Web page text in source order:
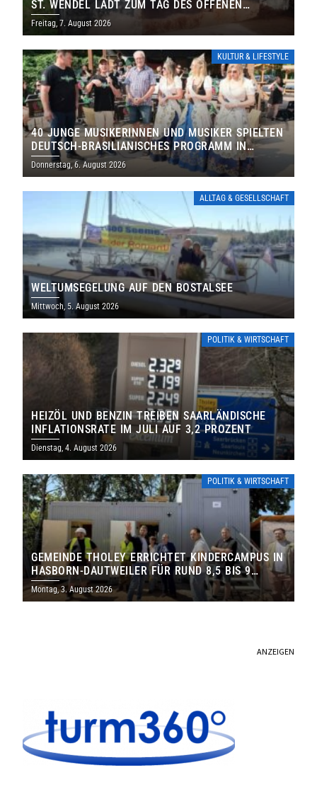
ST. WENDEL LÄDT ZUM TAG DES OFFENEN
DENKMALS EIN
Freitag, 7. August 2026
KULTUR & LIFESTYLE
40 JUNGE MUSIKERINNEN UND MUSIKER SPIELTEN
DEUTSCH-BRASILIANISCHES PROGRAMM IN
THOLEY
Donnerstag, 6. August 2026
ALLTAG & GESELLSCHAFT
WELTUMSEGELUNG AUF DEN BOSTALSEE
Mittwoch, 5. August 2026
POLITIK & WIRTSCHAFT
HEIZÖL UND BENZIN TREIBEN SAARLÄNDISCHE
INFLATIONSRATE IM JULI AUF 3,2 PROZENT
Dienstag, 4. August 2026
POLITIK & WIRTSCHAFT
GEMEINDE THOLEY ERRICHTET KINDERCAMPUS IN
HASBORN-DAUTWEILER FÜR RUND 8,5 BIS 9
MILLIONEN EURO
Montag, 3. August 2026
ANZEIGEN